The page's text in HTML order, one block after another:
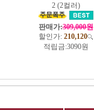
2 (2컬러)
판매가:309,000원
할인가: 210,120
적립금:3090원